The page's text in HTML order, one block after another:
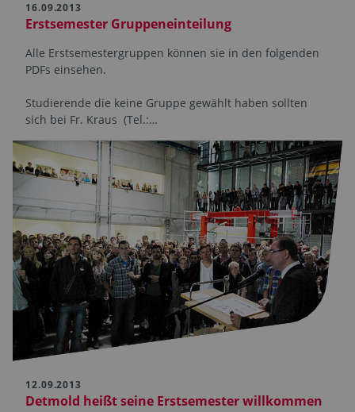
16.09.2013
Erstsemester Gruppeneinteilung
Alle Erstsemestergruppen können sie in den folgenden
PDFs einsehen.
Studierende die keine Gruppe gewählt haben sollten
sich bei Fr. Kraus (Tel.:…
12.09.2013
Detmold heißt seine Erstsemester willkommen